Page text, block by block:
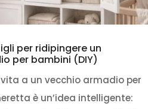
per ridipingere un
per bambini (DIY)
vita a un vecchio armadio per
è un’idea intelligente: